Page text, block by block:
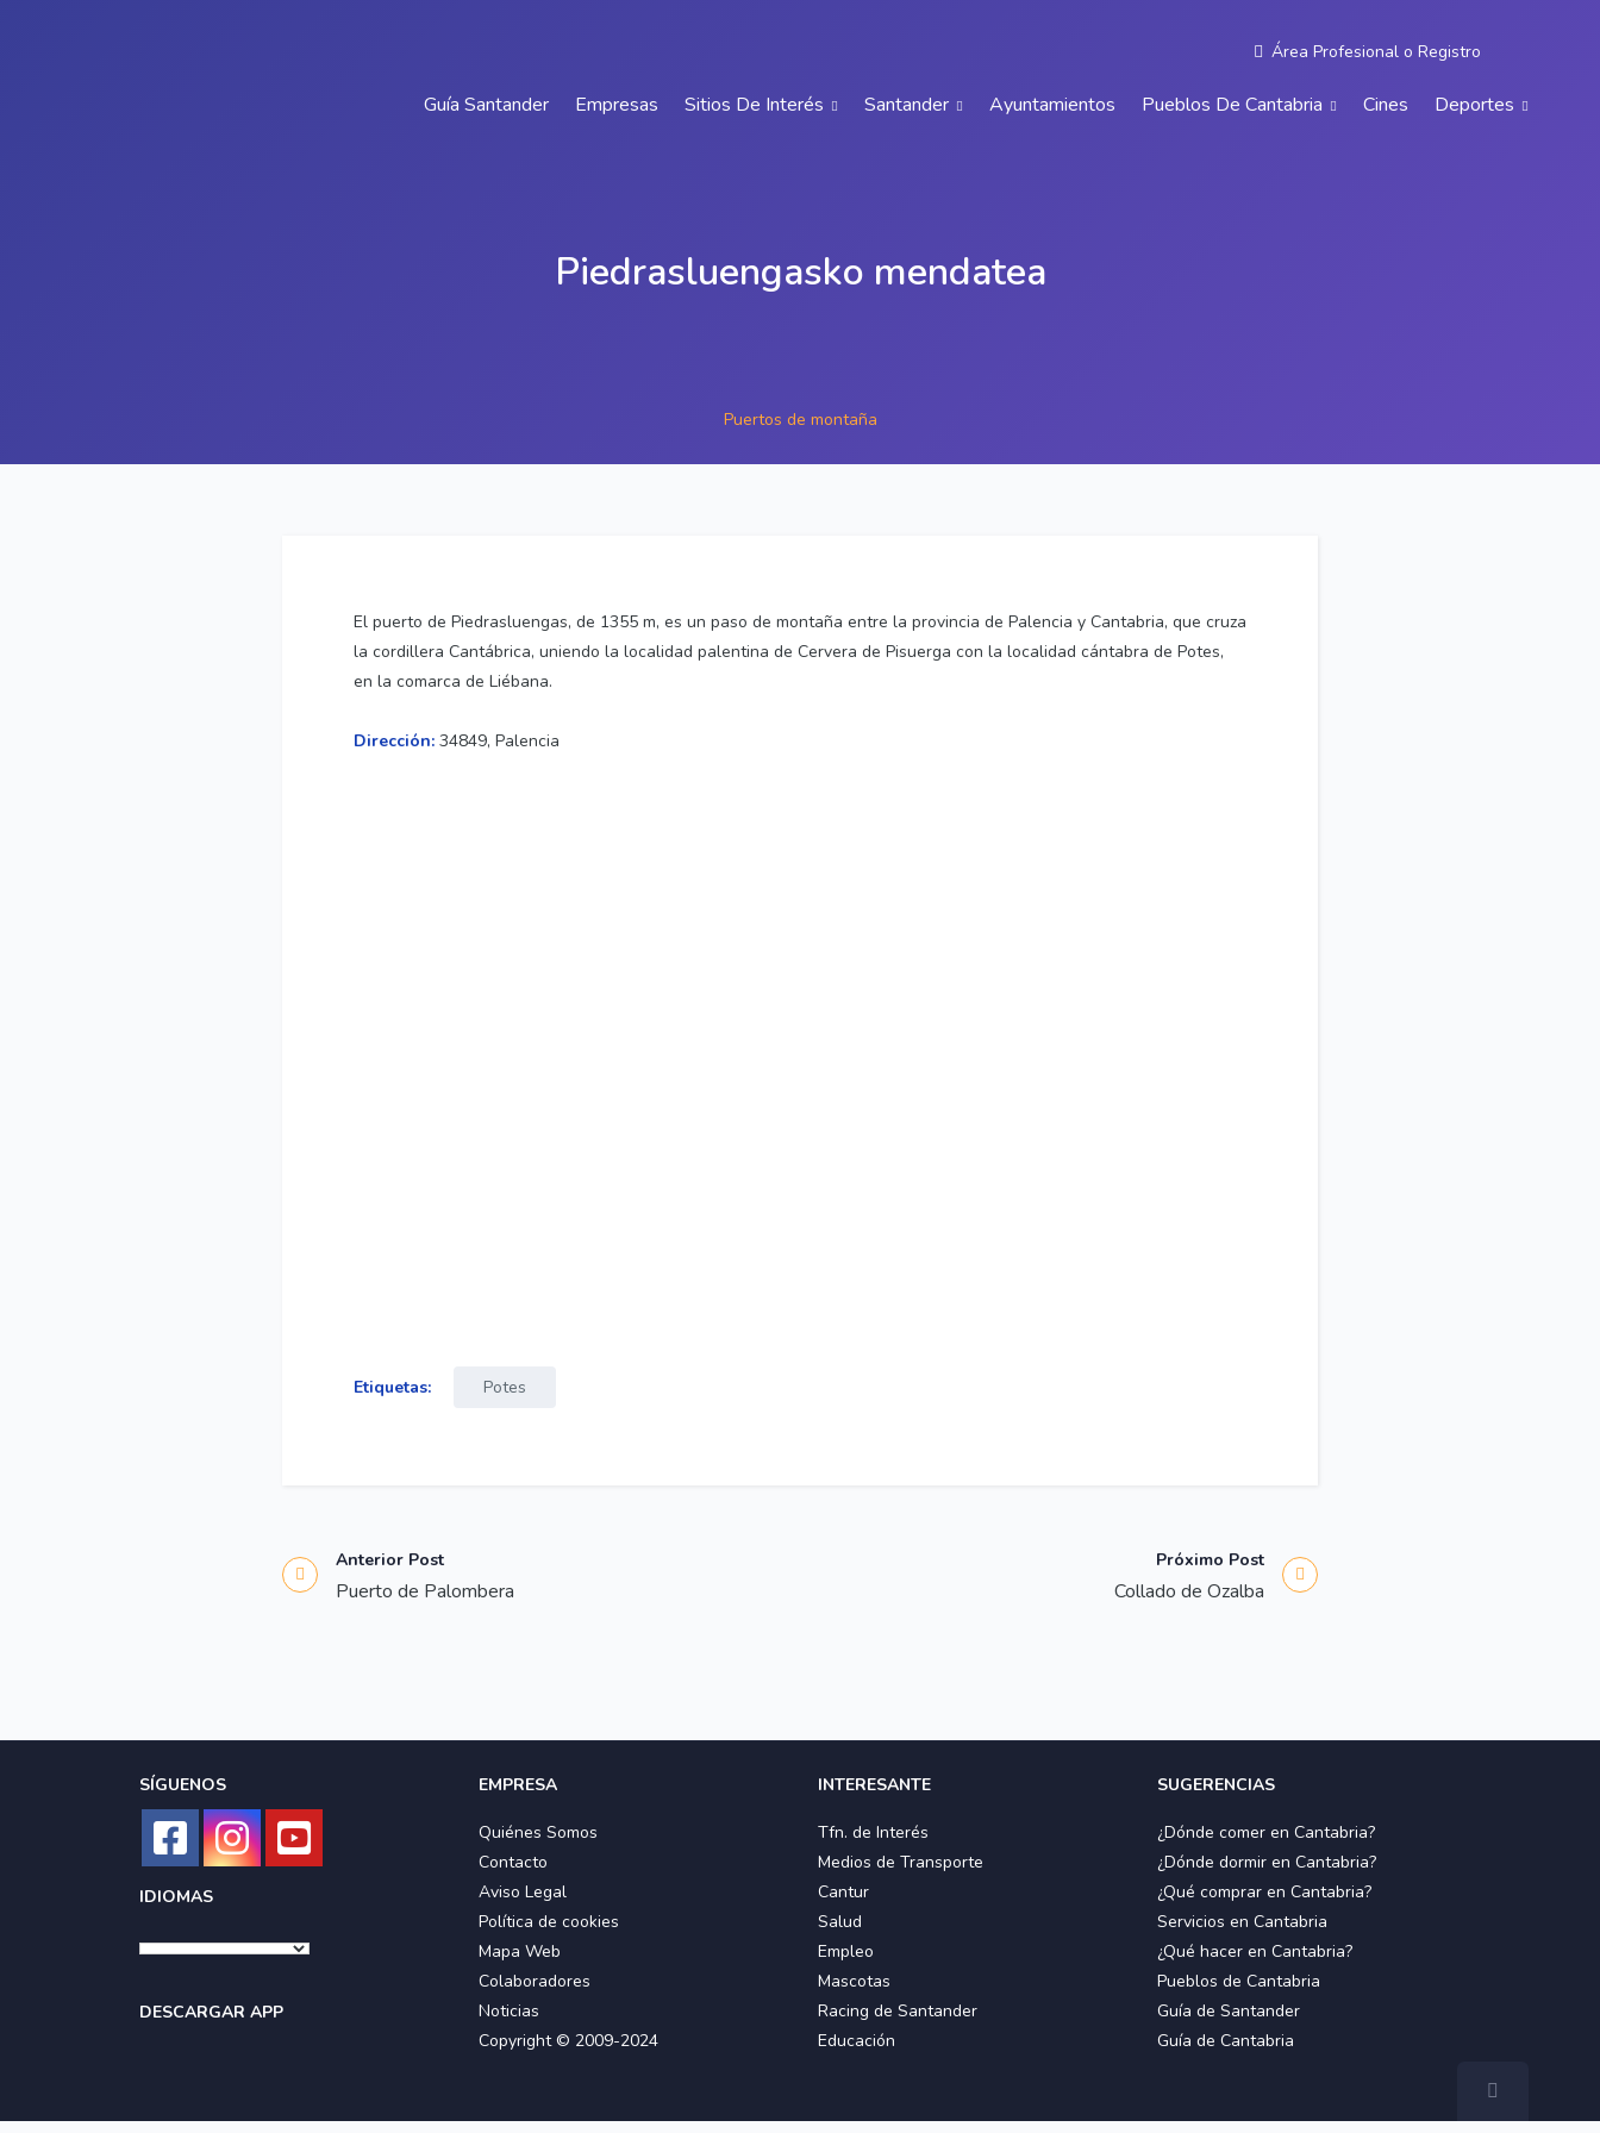
Área Profesional o Registro
Guía Santander Empresas Sitios De Interés Santander Ayuntamientos Pueblos De Cantabria Cines Deportes
Piedrasluengasko mendatea
Puertos de montaña
El puerto de Piedrasluengas, de 1355 m, es un paso de montaña entre la provincia de Palencia y Cantabria, que cruza
la cordillera Cantábrica, uniendo la localidad palentina de Cervera de Pisuerga con la localidad cántabra de Potes,
en la comarca de Liébana.
Dirección: 34849, Palencia
Etiquetas: Potes
Anterior Post
Puerto de Palombera
Próximo Post
Collado de Ozalba
SÍGUENOS
IDIOMAS
DESCARGAR APP
EMPRESA
Quiénes Somos
Contacto
Aviso Legal
Política de cookies
Mapa Web
Colaboradores
Noticias
Copyright © 2009-2024
INTERESANTE
Tfn. de Interés
Medios de Transporte
Cantur
Salud
Empleo
Mascotas
Racing de Santander
Educación
SUGERENCIAS
¿Dónde comer en Cantabria?
¿Dónde dormir en Cantabria?
¿Qué comprar en Cantabria?
Servicios en Cantabria
¿Qué hacer en Cantabria?
Pueblos de Cantabria
Guía de Santander
Guía de Cantabria